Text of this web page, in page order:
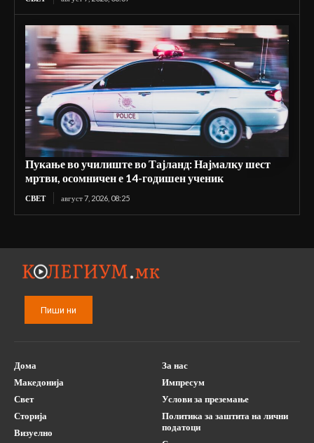
Пукање во училиште во Тајланд: Најмалку шест
мртви, осомничен е 14-годишен ученик
СВЕТ август 7, 2026, 08:25
Пиши ни
Дома
Македонија
Свет
Сторија
Визуелно
За нас
Импресум
Услови за преземање
Политика за заштита на лични
податоци